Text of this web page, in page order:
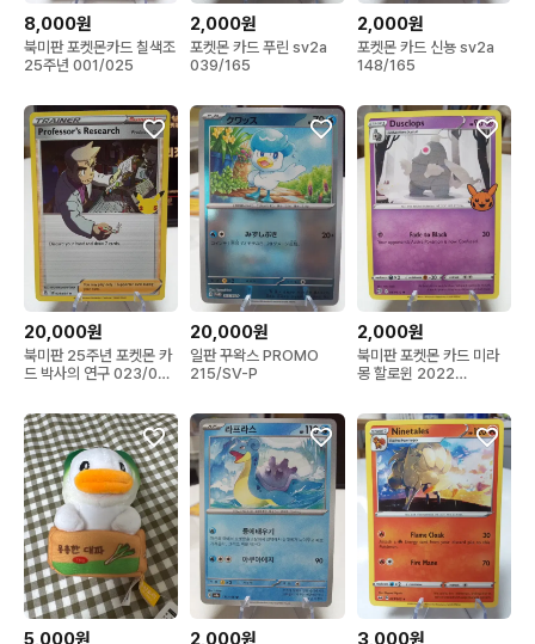
8,000원
북미판 포켓몬카드 칠색조
25주년 001/025
2,000원
포켓몬 카드 푸린 sv2a
039/165
2,000원
포켓몬 카드 신뇽 sv2a
148/165
20,000원
북미판 25주년 포켓몬 카
드 박사의 연구 023/025
20,000원
일판 꾸왁스 PROMO
215/SV-P
2,000원
북미판 포켓몬 카드 미라
몽 할로윈 2022
5,000원 2,000원 3,000원